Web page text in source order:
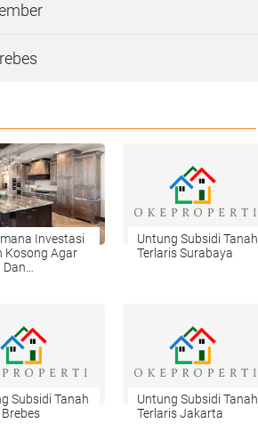
Investasi
Kosong Agar
Dan
Untung Subsidi Tanah
Terlaris Surabaya
Subsidi Tanah
Untung Subsidi Tanah
Terlaris Jakarta